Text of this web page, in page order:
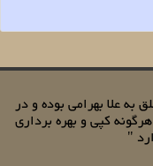
به علا بهرامی بوده و در
کپی و بهره برداری
"